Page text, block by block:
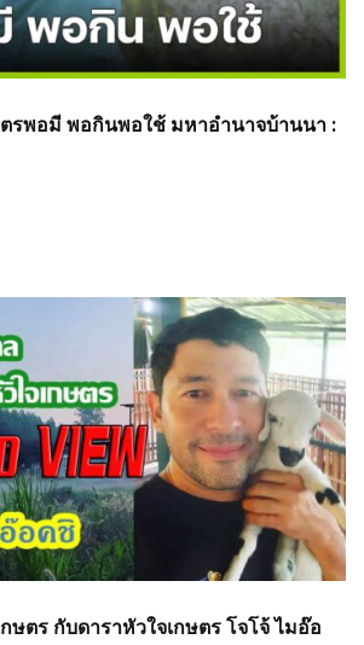
รพอมี พอกินพอใช้ มหาอำนาจบ้านนา :
ษตร กับดาราหัวใจเกษตร โจโจ้ ไมอ๊อ